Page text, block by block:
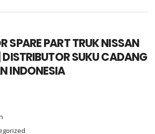
SPARE PART TRUK NISSAN
SUKU CADANG
INDONESIA